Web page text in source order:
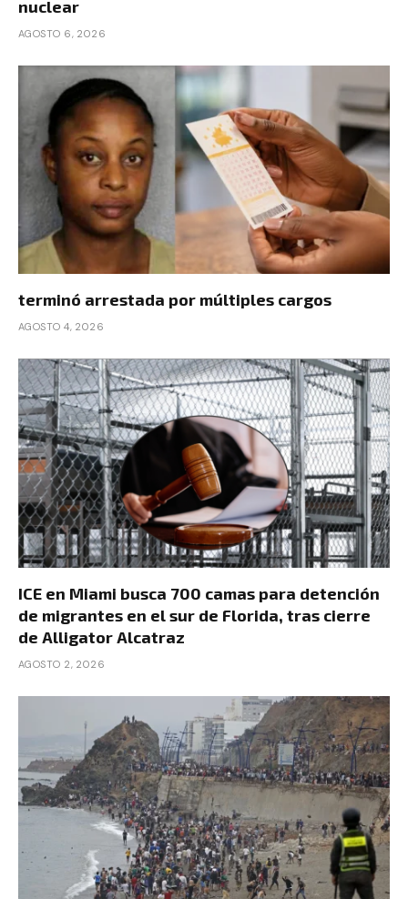
nuclear
AGOSTO 6, 2026
terminó arrestada por múltiples cargos
AGOSTO 4, 2026
ICE en Miami busca 700 camas para detención
de migrantes en el sur de Florida, tras cierre
de Alligator Alcatraz
AGOSTO 2, 2026